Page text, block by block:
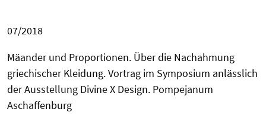
07/2018
Mäander und Proportionen. Über die Nachahmung
griechischer Kleidung. Vortrag im Symposium anlässlich
der Ausstellung Divine X Design. Pompejanum
Aschaffenburg